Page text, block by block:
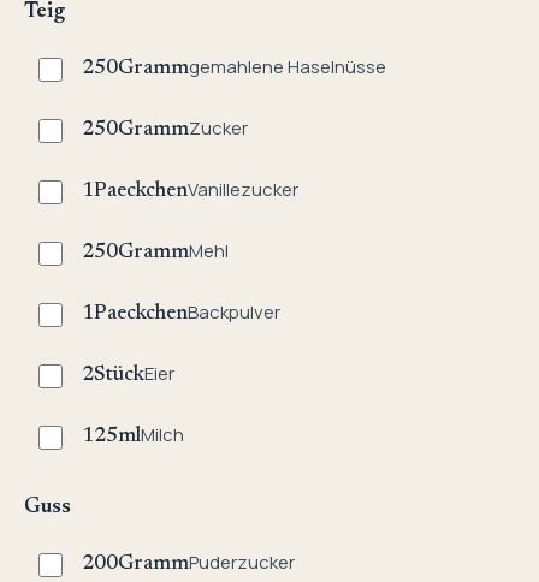
Teig
250Grammgemahlene Haselnüsse
250GrammZucker
1PaeckchenVanillezucker
250GrammMehl
1PaeckchenBackpulver
2StückEier
125mlMilch
Guss
200GrammPuderzucker